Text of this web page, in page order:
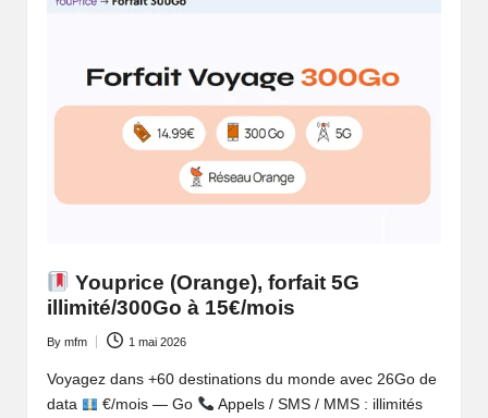
Youprice (Orange), forfait 5G
illimité/300Go à 15€/mois
Posted
by
By mfm 1 mai 2026
Voyagez dans +60 destinations du monde avec 26Go de
data
€/mois — Go Appels / SMS / MMS : illimités